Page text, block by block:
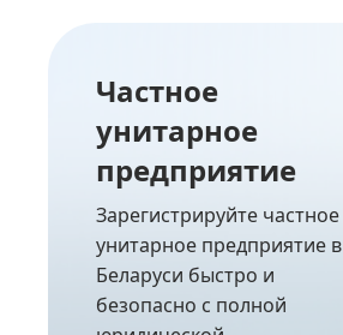
Частное
унитарное
предприятие
Зарегистрируйте частное
унитарное предприятие в
Беларуси быстро и
безопасно с полной